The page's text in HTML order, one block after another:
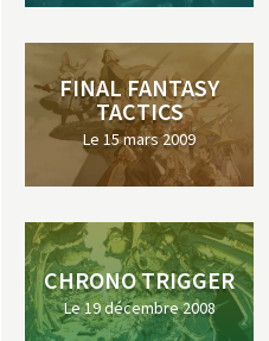
FINAL FANTASY
TACTICS
Le 15 mars 2009
CHRONO TRIGGER
Le 19 décembre 2008